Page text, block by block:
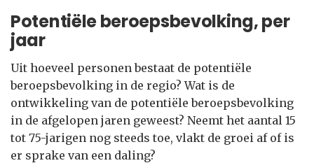
Potentiële beroepsbevolking, per
jaar
Uit hoeveel personen bestaat de potentiële
beroepsbevolking in de regio? Wat is de
ontwikkeling van de potentiële beroepsbevolking
in de afgelopen jaren geweest? Neemt het aantal 15
tot 75-jarigen nog steeds toe, vlakt de groei af of is
er sprake van een daling?